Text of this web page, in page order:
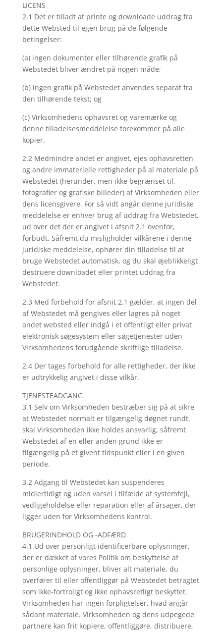
LICENS
2.1 Det er tilladt at printe og downloade uddrag fra
dette Websted til egen brug på de følgende
betingelser:
(a) ingen dokumenter eller tilhørende grafik på
Webstedet bliver ændret på nogen måde;
(b) ingen grafik på Webstedet anvendes separat fra
den tilhørende tekst; og
(c) Virksomhedens ophavsret og varemærke og
denne tilladelsesmeddelelse forekommer på alle
kopier.
2.2 Medmindre andet er angivet, ejes ophavsretten
og andre immaterielle rettigheder på al materiale på
Webstedet (herunder, men ikke begrænset til,
fotografier og grafiske billeder) af Virksomheden eller
dens licensgivere. For så vidt angår denne juridiske
meddelelse er enhver brug af uddrag fra Webstedet,
ud over det der er angivet i afsnit 2.1 ovenfor,
forbudt. Såfremt du misligholder vilkårene i denne
juridiske meddelelse, ophører din tilladelse til at
bruge Webstedet automatisk, og du skal øjeblikkeligt
destruere downloadet eller printet uddrag fra
Webstedet.
2.3 Med forbehold for afsnit 2.1 gælder, at ingen del
af Webstedet må gengives eller lagres på noget
andet websted eller indgå i et offentligt eller privat
elektronisk søgesystem eller søgetjenester uden
Virksomhedens forudgående skriftlige tilladelse.
2.4 Der tages forbehold for alle rettigheder, der ikke
er udtrykkelig angivet i disse vilkår.
TJENESTEADGANG
3.1 Selv om Virksomheden bestræber sig på at sikre,
at Webstedet normalt er tilgængelig døgnet rundt,
skal Virksomheden ikke holdes ansvarlig, såfremt
Webstedet af en eller anden grund ikke er
tilgængelig på et givent tidspunkt eller i en given
periode.
3.2 Adgang til Webstedet kan suspenderes
midlertidigt og uden varsel i tilfælde af systemfejl,
vedligeholdelse eller reparation eller af årsager, der
ligger uden for Virksomhedens kontrol.
BRUGERINDHOLD OG -ADFÆRD
4.1 Ud over personligt identificerbare oplysninger,
der er dækket af vores Politik om beskyttelse af
personlige oplysninger, bliver alt materiale, du
overfører til eller offentliggør på Webstedet betragtet
som ikke-fortroligt og ikke ophavsretligt beskyttet.
Virksomheden har ingen forpligtelser, hvad angår
sådant materiale. Virksomheden og dens udpegede
partnere kan frit kopiere, offentliggøre, distribuere,